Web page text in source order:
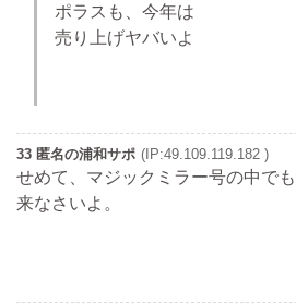
ポラスも、今年は
売り上げヤバいよ
33 匿名の浦和サポ (IP:49.109.119.182 )
せめて、マジックミラー号の中で
来なさいよ。